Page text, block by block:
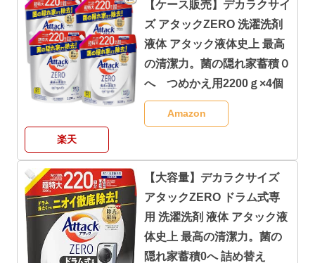
【ケース販売】デカラクサイ
ズ アタックZERO 洗濯洗剤
液体 アタック液体史上 最高
の清潔力。菌の隠れ家蓄積０
へ つめかえ用2200ｇ×4個
Amazon
楽天
【大容量】デカラクサイズ
アタックZERO ドラム式専
用 洗濯洗剤 液体 アタック液
体史上 最高の清潔力。菌の
隠れ家蓄積0へ 詰め替え